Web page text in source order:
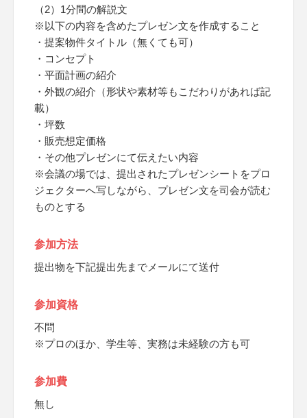
（2）1分間の解説文
※以下の内容を含めたプレゼン文を作成すること
・提案物件タイトル（無くても可）
・コンセプト
・平面計画の紹介
・外観の紹介（形状や素材等もこだわりがあれば記
載）
・坪数
・販売想定価格
・その他プレゼンにて伝えたい内容
※会議の場では、提出されたプレゼンシートをプロ
ジェクターへ写しながら、プレゼン文を司会が読む
ものとする
参加方法
提出物を下記提出先までメールにて送付
参加資格
不問
※プロのほか、学生等、実務は未経験の方も可
参加費
無し